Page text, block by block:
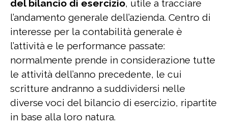
del bilancio di esercizio, utile a tracciare
l’andamento generale dell’azienda. Centro di
interesse per la contabilità generale è
l’attività e le performance passate:
normalmente prende in considerazione tutte
le attività dell’anno precedente, le cui
scritture andranno a suddividersi nelle
diverse voci del bilancio di esercizio, ripartite
in base alla loro natura.